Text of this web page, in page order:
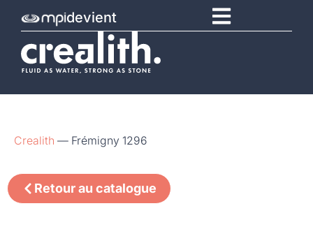
devient
Crealith — Frémigny 1296
Retour au catalogue